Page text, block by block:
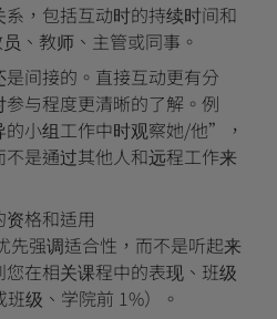
，包括互动时的持续时间和
、教师、主管或同事。
间接的。直接互动更有分
与程度更清晰的了解。例
小组工作中时观察她/他”，
是通过其他人和远程工作来
格和适用
强调适合性，而不是听起来
在相关课程中的表现、班级
级、学院前 1%）。